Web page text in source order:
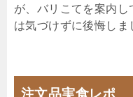
が、バリこてを案内し
は気づけずに後悔しま
注文品実食レポ